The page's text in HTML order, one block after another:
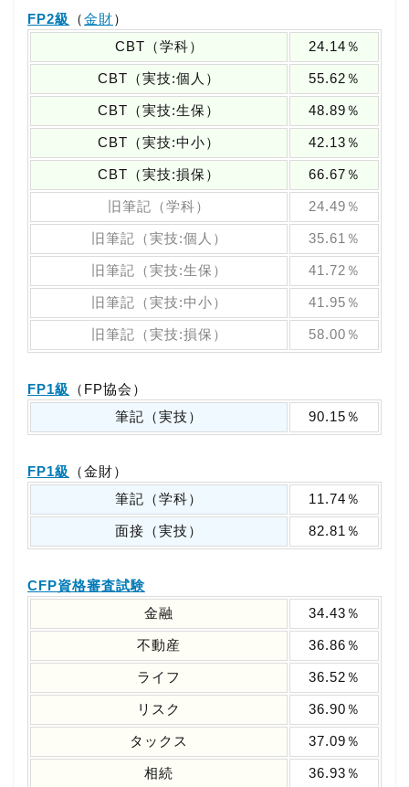
FP2級 （金財）
CBT（学科）
24.14％
CBT（実技:個人） 55.62％
CBT（実技:生保） 48.89％
CBT（実技:中小） 42.13％
CBT（実技:損保） 66.67％
旧筆記（学科） 24.49％
旧筆記（実技:個人） 35.61％
旧筆記（実技:生保） 41.72％
旧筆記（実技:中小） 41.95％
旧筆記（実技:損保） 58.00％
FP1級
（FP協会）
筆記（実技）
90.15％
FP1級
（金財）
筆記（学科）
11.74％
面接（実技） 82.81％
CFP資格審査試験
金融
34.43％
不動産 36.86％
ライフ 36.52％
リスク 36.90％
タックス 37.09％
相続 36.93％